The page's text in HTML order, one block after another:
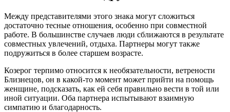
Между представителями этого знака могут сложиться
достаточно тесные отношения, особенно при совместной
работе. В большинстве случаев люди сближаются в результате
совместных увлечений, отдыха. Партнеры могут также
подружиться в более старшем возрасте.
Козерог терпимо относится к необязательности, ветрености
Близнецов, он в какой-то момент может прийти на помощь
женщине, подсказать, как ей себя правильно вести в той или
иной ситуации. Оба партнера испытывают взаимную
симпатию и благодарность.